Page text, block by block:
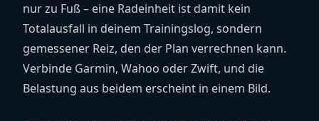
nur zu Fuß – eine Radeinheit ist damit kein
Totalausfall in deinem Trainingslog, sondern
gemessener Reiz, den der Plan verrechnen kann.
Verbinde Garmin, Wahoo oder Zwift, und die
Belastung aus beidem erscheint in einem Bild.